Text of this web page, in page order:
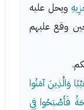
ويحل عليه
وقع عليهم
وَالَّذِينَ آمَنُوا
فَأَصْبَحُوا فِي